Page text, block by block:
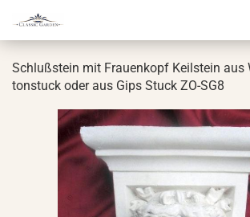
Schluß­stein mit Frau­en­kopf Keil­stein aus
ton­stuck oder aus Gips Stuck ZO-​SG8